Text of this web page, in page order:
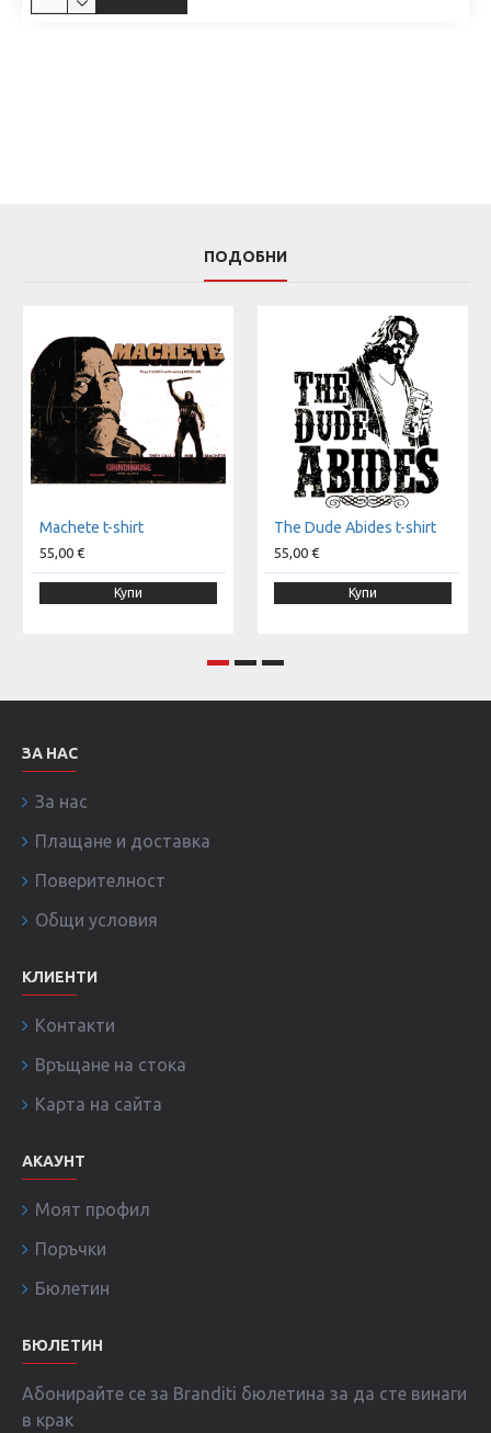
ПОДОБНИ
Machete t-shirt
55,00 €
Купи
The Dude Abides t-shirt
55,00 €
Купи
ЗА НАС
За нас
Плащане и доставка
Поверителност
Общи условия
КЛИЕНТИ
Контакти
Връщане на стока
Карта на сайта
АКАУНТ
Моят профил
Поръчки
Бюлетин
БЮЛЕТИН
Абонирайте се за Branditi бюлетина за да сте винаги
в крак